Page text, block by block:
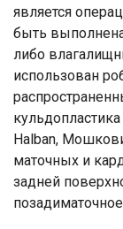
является
быть
либо
использован
Halban,
маточных и
задней